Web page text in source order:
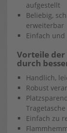
aufgestellt
Beliebig,
erweiterbar
Einfach
Vorteile der
durch
Handlich,
Robust
Tragetasche
Einfach zu